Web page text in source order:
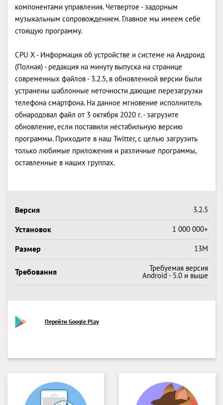
компонентами управления. Четвертое - задорным
музыкальным сопровождением. Главное мы имеем себе
стоящую программу.
CPU X - Информация об устройстве и системе на Андроид
(Полная) - редакция на минуту выпуска на странице
современных файлов - 3.2.5, в обновленной версии были
устранены шаблонные неточности дающие перезагрузки
телефона смартфона. На данное мгновение исполнитель
обнародовал файл от 3 октября 2020 г. - загрузите
обновление, если поставили нестабильную версию
программы. Приходите в наш Twitter, с целью загрузить
только любимые приложения и различные программы,
оставленные в наших группах.
Версия 3.2.5
Установок 1 000 000+
Размер 13M
Требования Требуемая версия
Android - 5.0 и выше
Перейти Google Play